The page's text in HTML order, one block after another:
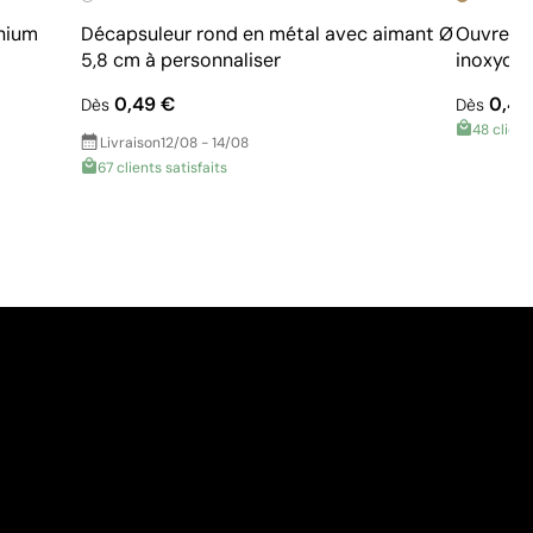
Décapsuleur rond en métal avec aimant Ø
5,8 cm à personnaliser
Dès 0,49 €
Livraison12/08 - 14/08
67 clients satisfaits
Ouvre
Dès
48